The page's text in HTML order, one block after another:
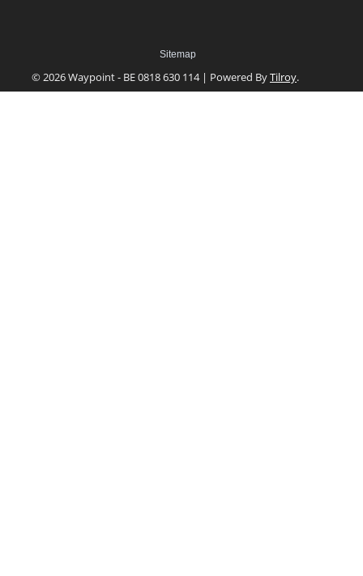
Sitemap
© 2026 Waypoint - BE 0818 630 114 | Powered ByTilroy.